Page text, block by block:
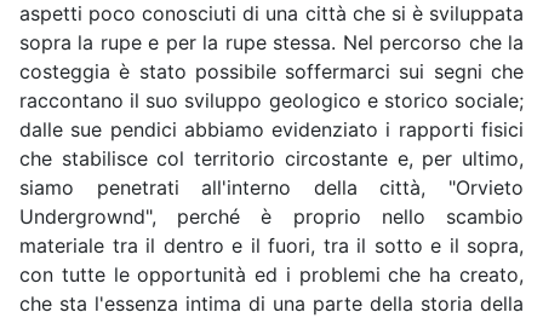
aspetti poco conosciuti di una città che si è sviluppata
sopra la rupe e per la rupe stessa. Nel percorso che la
costeggia è stato possibile soffermarci sui segni che
raccontano il suo sviluppo geologico e storico sociale;
dalle sue pendici abbiamo evidenziato i rapporti fisici
che stabilisce col territorio circostante e, per ultimo,
siamo penetrati all'interno della città, "Orvieto
Undergrownd", perché è proprio nello scambio
materiale tra il dentro e il fuori, tra il sotto e il sopra,
con tutte le opportunità ed i problemi che ha creato,
che sta l'essenza intima di una parte della storia della